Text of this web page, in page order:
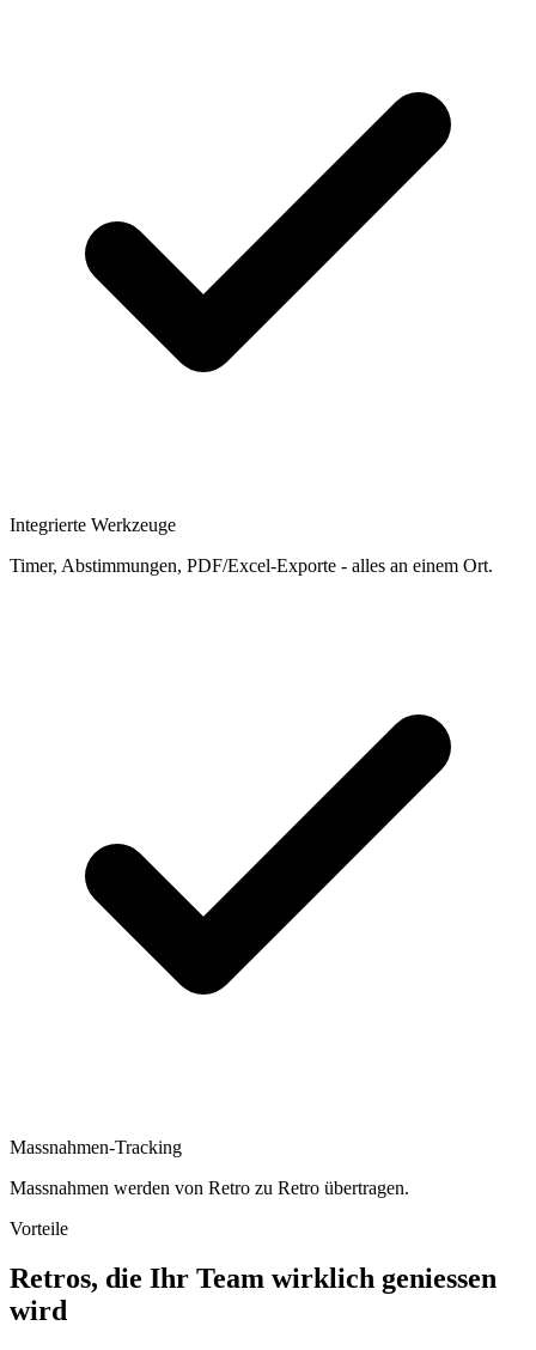
Integrierte Werkzeuge
Timer, Abstimmungen, PDF/Excel-Exporte - alles an einem Ort.
Massnahmen-Tracking
Massnahmen werden von Retro zu Retro übertragen.
Vorteile
Retros, die Ihr Team wirklich geniessen
wird